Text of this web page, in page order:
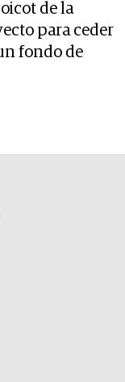
de la
para ceder
fondo de